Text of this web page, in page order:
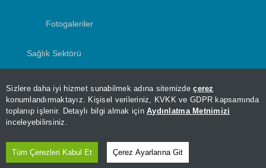
Sizlere daha iyi hizmet sunabilmek adına sitemizdeçerez
konumlandırmaktayız. Kişisel verileriniz, KVKK ve GDPR kapsamında
toplanıp işlenir. Detaylı bilgi almak içinAydınlatma Metnimizi
inceleyebilirsiniz.
Tüm Çerezleri Kabul Et Çerez Ayarlarına Git
Fotogaleriler
Sağlık Sektörü